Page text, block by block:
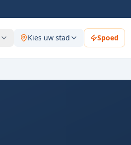
Kies uw stad Spoed